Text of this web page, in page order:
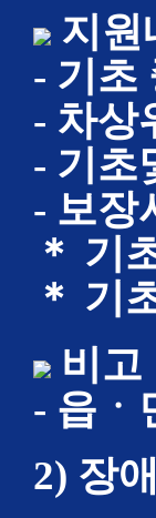
지원
- 기초
- 차상
- 기초
- 보장
＊ 기
＊ 기
비고
- 읍ㆍ
2) 장